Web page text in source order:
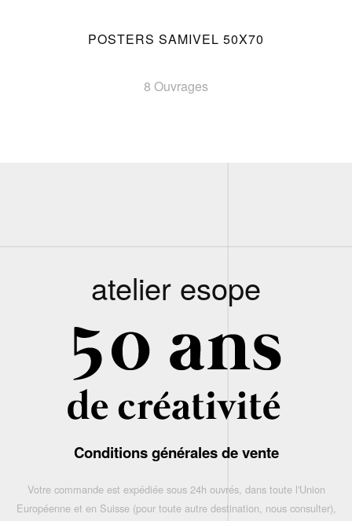
POSTERS SAMIVEL 50X70
8 Ouvrages
atelier esope
Conditions générales de vente
Votre commande est expédiée sous 24h ouvrés, dans toute l'Union
Européenne et en Suisse (pour toute autre destination, nous consulter),